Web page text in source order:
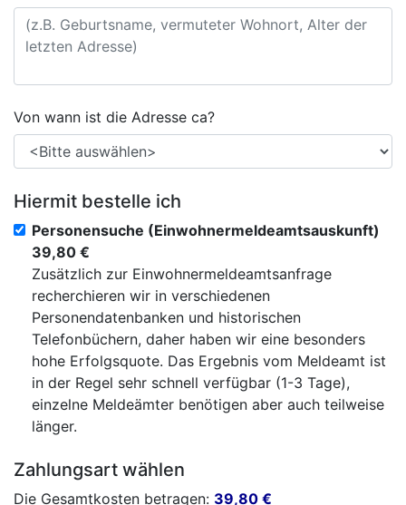
Von wann ist die Adresse ca?
Hiermit bestelle ich
Personensuche (Einwohnermeldeamtsauskunft)
39,80 €
Zusätzlich zur Einwohnermeldeamtsanfrage
recherchieren wir in verschiedenen
Personendatenbanken und historischen
Telefonbüchern, daher haben wir eine besonders
hohe Erfolgsquote. Das Ergebnis vom Meldeamt ist
in der Regel sehr schnell verfügbar (1-3 Tage),
einzelne Meldeämter benötigen aber auch teilweise
länger.
Zahlungsart wählen
Die Gesamtkosten betragen: 39,80 €